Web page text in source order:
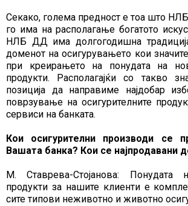
Секако, голема предност е тоа што НЛБ
го има на располагање богатото
НЛБ ДД има долгогодишна
доменот на осигурувањето кои
при креирањето на понудата на
продукти. Располагајќи со такво
позиција да направиме најдобар
поврзување на осигурителните
сервиси на банката.
Кои осигурителни производи се
Вашата банка? Кои се најпродавани
М. Ставрева-Стојанова: Понудата
продукти за нашите клиенти е
сите типови неживотно и животно